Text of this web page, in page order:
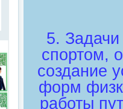
5. Задачи
спортом,
создание
форм
работы